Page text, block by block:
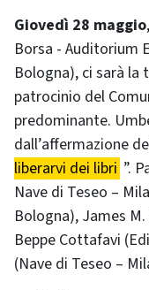
Giovedì 28 maggio
Borsa - Auditorium
Bologna), ci sarà
patrocinio del
predominante.
dall’affermazione
liberarvi dei libri ”.
Nave di Teseo –
Bologna), James
Beppe Cottafavi
(Nave di Teseo –